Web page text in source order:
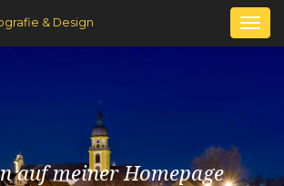
& Design
auf meiner Homepage